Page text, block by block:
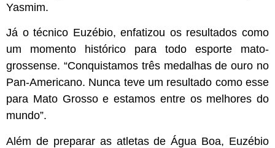
Yasmim.
Já o técnico Euzébio, enfatizou os resultados como
um momento histórico para todo esporte mato-
grossense. “Conquistamos três medalhas de ouro no
Pan-Americano. Nunca teve um resultado como esse
para Mato Grosso e estamos entre os melhores do
mundo”.
Além de preparar as atletas de Água Boa, Euzébio